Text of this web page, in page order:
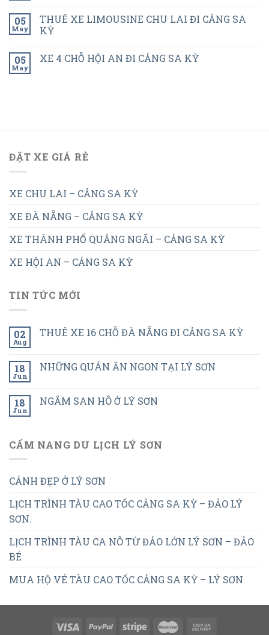
05
May
THUÊ XE LIMOUSINE CHU LAI ĐI CẢNG SA
KỲ
05
May
XE 4 CHỖ HỘI AN ĐI CẢNG SA KỲ
ĐẶT XE GIÁ RẺ
XE CHU LAI – CẢNG SA KỲ
XE ĐÀ NẴNG – CẢNG SA KỲ
XE THÀNH PHỐ QUẢNG NGÃI – CẢNG SA KỲ
XE HỘI AN – CẢNG SA KỲ
TIN TỨC MỚI
02
Aug
THUÊ XE 16 CHỖ ĐÀ NẴNG ĐI CẢNG SA KỲ
18
Jun
NHỮNG QUÁN ĂN NGON TẠI LÝ SƠN
18
Jun
NGẮM SAN HÔ Ở LÝ SƠN
CẨM NANG DU LỊCH LÝ SƠN
CẢNH ĐẸP Ở LÝ SƠN
LỊCH TRÌNH TÀU CAO TỐC CẢNG SA KỲ – ĐẢO LÝ
SƠN.
LỊCH TRÌNH TÀU CA NÔ TỪ ĐẢO LỚN LÝ SƠN – ĐẢO
BÉ
MUA HỘ VÉ TÀU CAO TỐC CẢNG SA KỲ – LÝ SƠN